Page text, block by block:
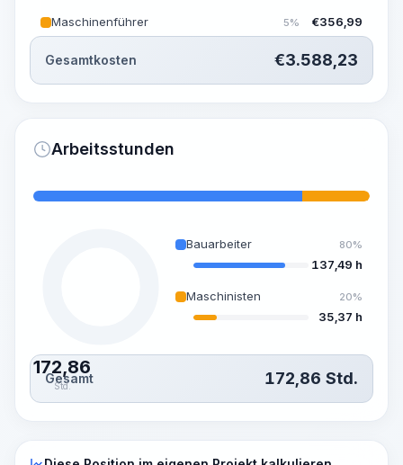
Maschinenführer 5% €356,99
Gesamtkosten €3.588,23
Arbeitsstunden
172,86
Std.
Bauarbeiter 80%
137,49 h
Maschinisten 20%
35,37 h
Gesamt 172,86 Std.